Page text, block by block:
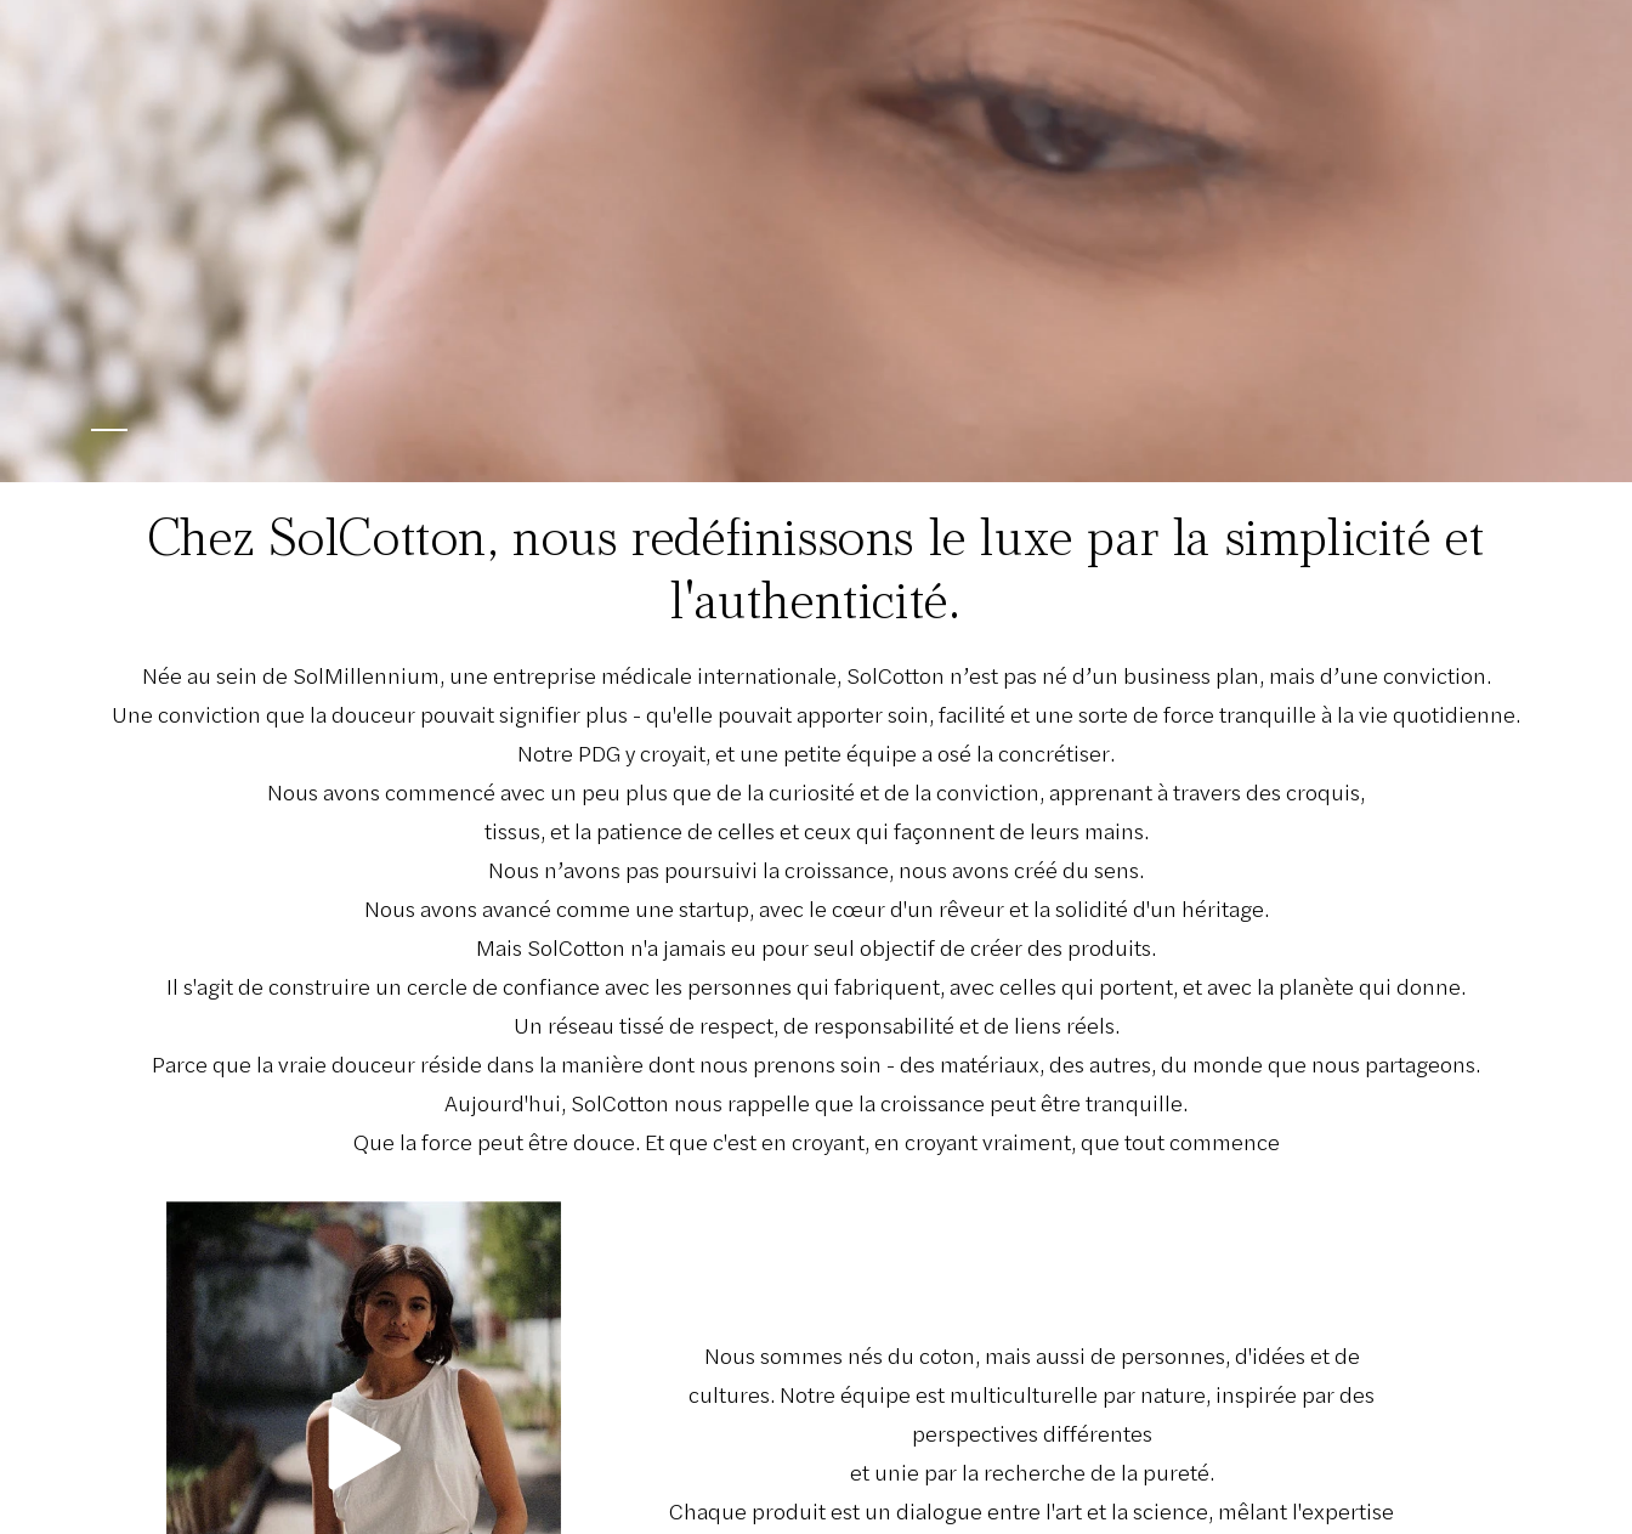
Chez SolCotton, nous redéfinissons le luxe par la simplicité et
l'authenticité.
Née au sein de SolMillennium, une entreprise médicale internationale, SolCotton n’est pas né d’un business plan, mais d’une conviction.
Une conviction que la douceur pouvait signifier plus - qu'elle pouvait apporter soin, facilité et une sorte de force tranquille à la vie quotidienne.
Notre PDG y croyait, et une petite équipe a osé la concrétiser.
Nous avons commencé avec un peu plus que de la curiosité et de la conviction, apprenant à travers des croquis,
tissus, et la patience de celles et ceux qui façonnent de leurs mains.
Nous n’avons pas poursuivi la croissance, nous avons créé du sens.
Nous avons avancé comme une startup, avec le cœur d'un rêveur et la solidité d'un héritage.
Mais SolCotton n'a jamais eu pour seul objectif de créer des produits.
Il s'agit de construire un cercle de confiance avec les personnes qui fabriquent, avec celles qui portent, et avec la planète qui donne.
Un réseau tissé de respect, de responsabilité et de liens réels.
Parce que la vraie douceur réside dans la manière dont nous prenons soin - des matériaux, des autres, du monde que nous partageons.
Aujourd'hui, SolCotton nous rappelle que la croissance peut être tranquille.
Que la force peut être douce. Et que c'est en croyant, en croyant vraiment, que tout commence
Nous sommes nés du coton, mais aussi de personnes, d'idées et de
cultures. Notre équipe est multiculturelle par nature, inspirée par des
perspectives différentes
et unie par la recherche de la pureté.
Chaque produit est un dialogue entre l'art et la science, mêlant l'expertise